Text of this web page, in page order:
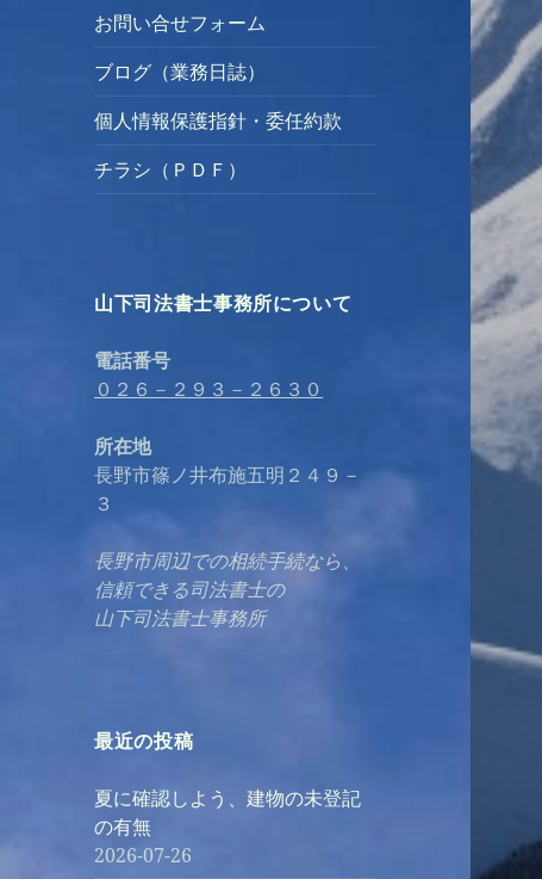
お問い合せフォーム
ブログ（業務日誌）
個人情報保護指針・委任約款
チラシ（ＰＤＦ）
山下司法書士事務所について
電話番号
０２６－２９３－２６３０
所在地
長野市篠ノ井布施五明２４９－
３
長野市周辺での相続手続なら、
信頼できる司法書士の
山下司法書士事務所
最近の投稿
夏に確認しよう、建物の未登記
の有無
2026-07-26